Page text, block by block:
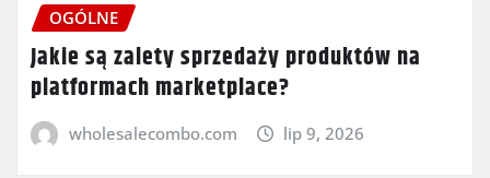
OGÓLNE
Jakie są zalety sprzedaży produktów na
platformach marketplace?
wholesalecombo.com lip 9, 2026